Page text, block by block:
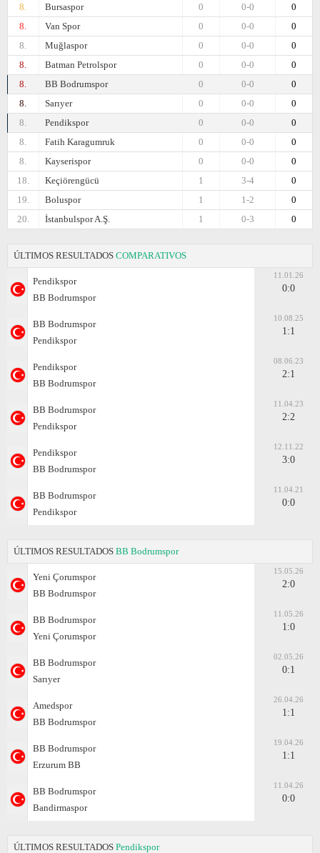
8.
Bursaspor 0
0-0
0
8.
Van Spor 0
0-0
0
8.
Muğlaspor 0
0-0
0
8.
Batman Petrolspor 0
0-0
0
8.
BB Bodrumspor 0
0-0
0
8.
Sarıyer 0
0-0
0
8.
Pendikspor 0
0-0
0
8.
Fatih Karagumruk 0
0-0
0
8.
Kayserispor 0
0-0
0
18.
Keçiörengücü 0
3-4
1
19.
Boluspor 0
1-2
1
20.
İstanbulspor A.Ş. 0
0-3
1
ÚLTIMOS RESULTADOS COMPARATIVOS
Pendikspor
BB Bodrumspor
11.01.26
0:0
BB Bodrumspor
Pendikspor
10.08.25
1:1
Pendikspor
BB Bodrumspor
08.06.23
2:1
BB Bodrumspor
Pendikspor
11.04.23
2:2
Pendikspor
BB Bodrumspor
12.11.22
3:0
BB Bodrumspor
Pendikspor
11.04.21
0:0
ÚLTIMOS RESULTADOS BB Bodrumspor
Yeni Çorumspor
BB Bodrumspor
15.05.26
2:0
BB Bodrumspor
Yeni Çorumspor
11.05.26
1:0
BB Bodrumspor
Sarıyer
02.05.26
0:1
Amedspor
BB Bodrumspor
26.04.26
1:1
BB Bodrumspor
Erzurum BB
19.04.26
1:1
BB Bodrumspor
Bandirmaspor
11.04.26
0:0
ÚLTIMOS RESULTADOS Pendikspor